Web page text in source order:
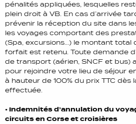
pénalités appliquées, lesquelles
plein droit à VB. En cas d’arrivée
prévenir la réception du site dans
les voyages comportant des
(Spa, excursions…) le montant total
forfait est retenu. Toute demande
de transport (aérien, SNCF et bus)
pour rejoindre votre lieu de séjour
à hauteur de 100% du prix TTC dès
effectuée.
• Indemnités d’annulation du
circuits en Corse et croisières